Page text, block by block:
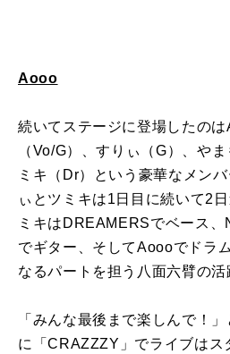
Aooo
続いてステージに登場したの
（Vo/G）、すりぃ（G）、や
ミキ（Dr）という豪華なメン
ぃとツミキは1日目に続いて2
ミキはDREAMERSでベース
でギター、そしてAoooでドラ
なるパートを担う八面六臂の活
「みんな最後まで楽しんで！
に「CRAZZZY」でライブはス